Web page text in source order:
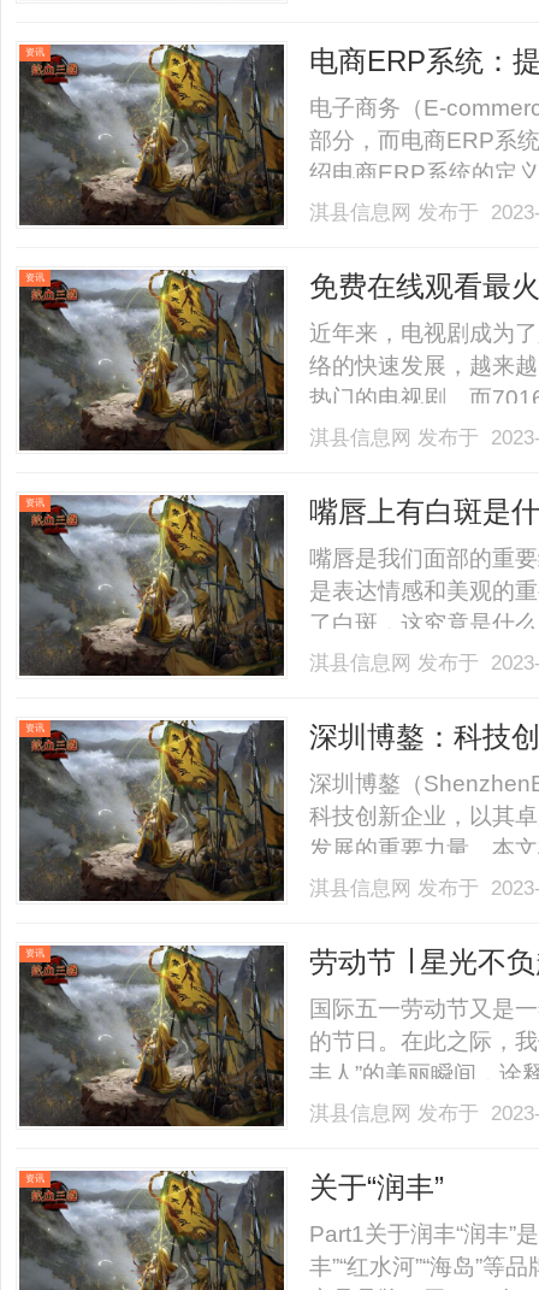
是在调理阶段，鼓励
资讯 电商ERP系统：
电子商务（E-
部分，而电商ERP系
绍电商ERP系统的定
率。电商ERP系统是
理、财务管理等多个
淇县信息网 发布于
资讯 免费在线观看最
近年来，电视剧成为
络的快速发展，越来
热门的电视剧。而
台。7016影院提供了
拥有一流的视频播放
淇县信息网 发布于
资讯 嘴唇上有白斑是
嘴唇是我们面部的重
是表达情感和美观的
了白斑，这究竟是什
的常见原因。1.白癜
因尚不明确，但一些
2.........
淇县信息网 发布于
资讯 深圳博鏊：科技
深圳博鏊（
科技创新企业，以其
发展的重要力量。本
展望。深圳博鏊成立
成的高水平研发团队
淇县信息网 发布于
资讯 劳动节 ∣ 星光不
国际五一劳动节又是
的节日。在此之际，
丰人”的美丽瞬间，诠
义。携手前行相互成
他从原单位离开，为
淇县信息网 发布于
资讯 关于“润丰”
Part1关于润丰“润丰”
丰”“红水河”“海岛”等